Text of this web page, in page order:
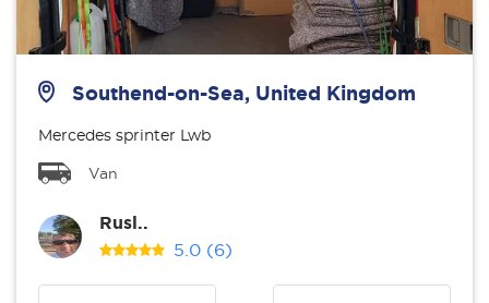
Southend-on-Sea, United Kingdom
Mercedes sprinter Lwb
Van
Rusl..
5.0 (6)